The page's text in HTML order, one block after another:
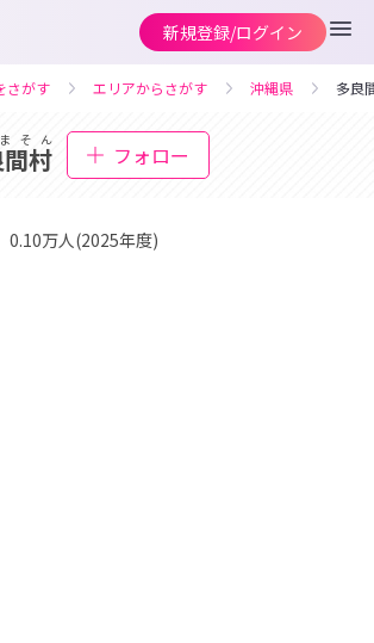
新規登録/ログイン
さがす エリアからさがす 沖縄県 多良
そん
村 フォロー
0.10万人(2025年度)